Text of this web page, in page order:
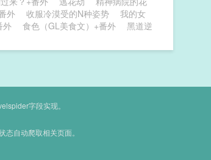
外 收服冷漠受的N种姿势
我的女
外 食色（GL美食文）+番外
黑道逆
字段实现。
自动爬取相关页面。